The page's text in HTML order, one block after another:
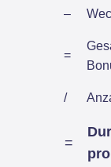
–
=
/
=